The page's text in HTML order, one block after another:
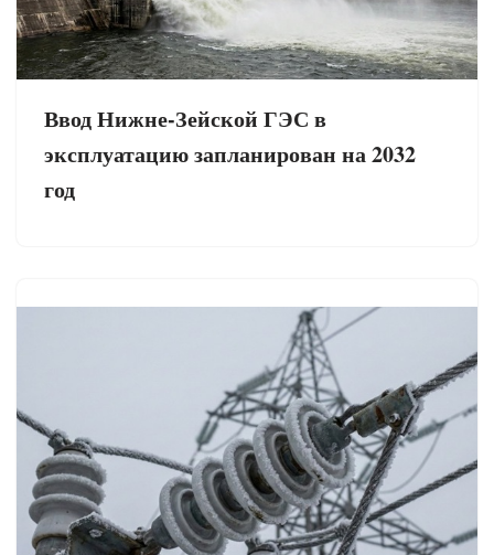
Ввод Нижне-Зейской ГЭС в
эксплуатацию запланирован на 2032
год